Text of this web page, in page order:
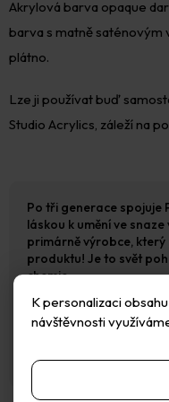
K personalizaci
návštěvnosti
Akrylová barva opaque
barva s matně saténovým
plátno.
Lze ji používat buď
Studio Acrylics, záleží na
Po tři generace spojuje
láskou k umění ve
primárně výrobce, který
produktu! Je to svět
chemie.
kontaktní údaje:
Gémenos, France